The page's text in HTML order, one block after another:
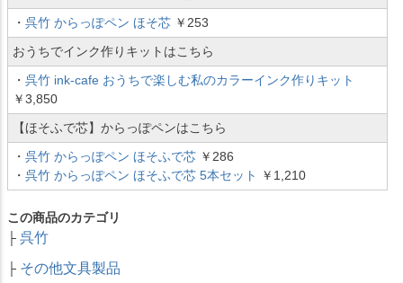
・ 呉竹 からっぽペン ほそ芯 ￥253
おうちでインク作りキットはこちら
・ 呉竹 ink-cafe おうちで楽しむ私のカラーインク作りキット
￥3,850
【ほそふで芯】からっぽペンはこちら
・ 呉竹 からっぽペン ほそふで芯 ￥286
・ 呉竹 からっぽペン ほそふで芯 5本セット ￥1,210
この商品のカテゴリ
├ 呉竹
├ その他文具製品